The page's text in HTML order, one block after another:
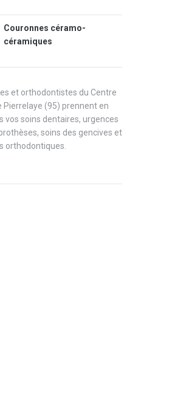
Couronnes céramo-
céramiques
et orthodontistes du Centre
Pierrelaye (95) prennent en
vos soins dentaires, urgences
soins des gencives et
orthodontiques.